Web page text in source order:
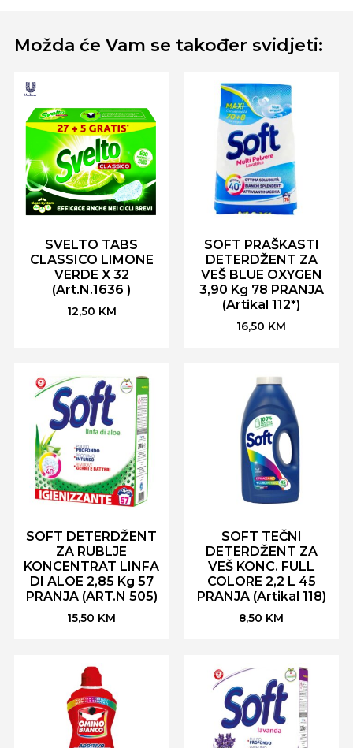
Možda će Vam se također svidjeti:
SVELTO TABS
CLASSICO LIMONE
VERDE X 32
(Art.N.1636 )
12,50 KM
SOFT PRAŠKASTI
DETERDŽENT ZA
VEŠ BLUE OXYGEN
3,90 Kg 78 PRANJA
(Artikal 112*)
16,50 KM
SOFT DETERDŽENT
ZA RUBLJE
KONCENTRAT LINFA
DI ALOE 2,85 Kg 57
PRANJA (ART.N 505)
15,50 KM
SOFT TEČNI
DETERDŽENT ZA
VEŠ KONC. FULL
COLORE 2,2 L 45
PRANJA (Artikal 118)
8,50 KM